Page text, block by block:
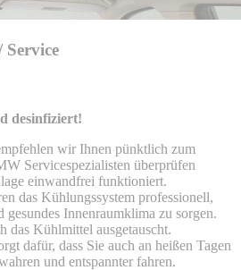
desinfiziert!
wir Ihnen pünktlich zum
Servicespezialisten überprüfen
einwandfrei funktioniert.
das Kühlungssystem professionell,
gesundes Innenraumklima zu sorgen.
das Kühlmittel ausgetauscht.
dafür, dass Sie auch an heißen Tagen
und entspannter fahren.